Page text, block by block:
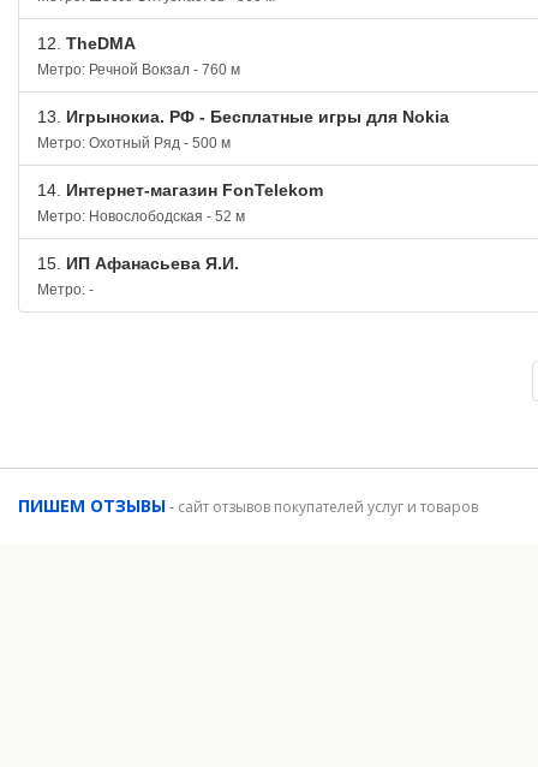
12. TheDMA
Метро: Речной Вокзал - 760 м
13. Игрынокиа. РФ - Бесплатные игры для Nokia
Метро: Охотный Ряд - 500 м
14. Интернет-магазин FonTelekom
Метро: Новослободская - 52 м
15. ИП Афанасьева Я.И.
Метро: -
ПИШЕМ ОТЗЫВЫ- сайт отзывов покупателей услуг и товаров